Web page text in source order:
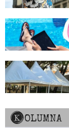
KOLUMNA